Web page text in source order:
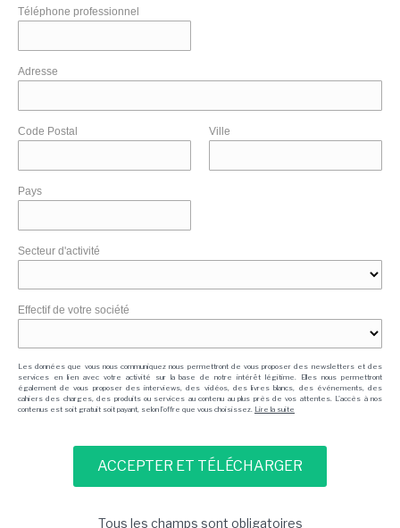
Téléphone professionnel
Adresse
Code Postal Ville
Pays
Secteur d'activité
Effectif de votre société
Les données que vous nous communiquez nous permettront de vous proposer des newsletters et des
services en lien avec votre activité sur la base de notre intérêt légitime. Elles nous permettront
également de vous proposer des interviews, des vidéos, des livres blancs, des événements, des
cahiers des charges, des produits ou services au contenu au plus près de vos attentes. L'accès à nos
contenus est soit gratuit soit payant, selon l'offre que vous choisissez. Lire la suite
Tous les champs sont obligatoires